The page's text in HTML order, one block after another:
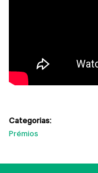
Categorias:
Prémios